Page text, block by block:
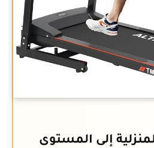
إلى المستوى